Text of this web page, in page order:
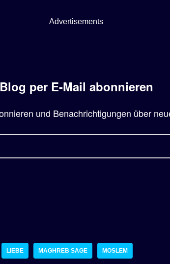
Advertisements
Blog per E-Mail abonnieren
und Benachrichtigungen über
LIEBE MAGHREB SAGE MOSLEM